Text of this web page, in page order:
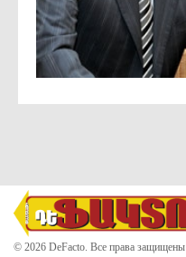
© 2026 DeFacto. Все права защищены